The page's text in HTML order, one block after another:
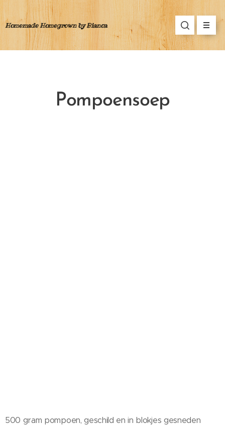
Homemade Homegrown by Bianca
Pompoensoep
500 gram pompoen, geschild en in blokjes gesneden